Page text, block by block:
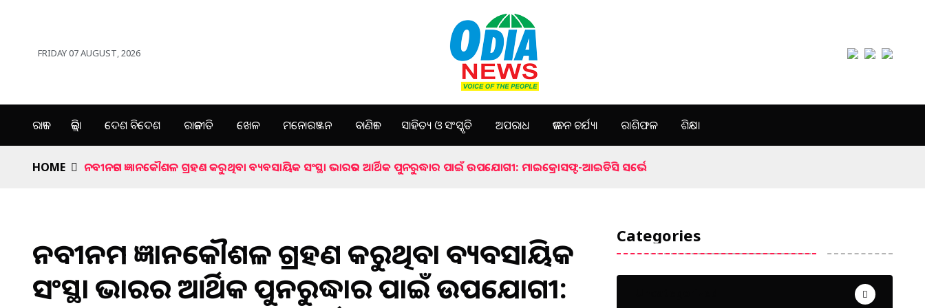
FRIDAY 07 AUGUST, 2026
ରାଜ୍ୟ ଜିଲ୍ଲା ଦେଶ ବିଦେଶ ରାଜନୀତି ଖେଳ ମନୋରଞ୍ଜନ ବାଣିଜ୍ୟ ସାହିତ୍ୟ ଓ ସଂସ୍କୃତି ଅପରାଧ ଜୀବନ ଚର୍ଯ୍ୟା ରାଶିଫଳ ଶିକ୍ଷା
HOME ନବୀନତମ ଜ୍ଞାନକୌଶଳ ଗ୍ରହଣ କରୁଥିବା ବ୍ୟବସାୟିକ ସଂସ୍ଥା ଭାରତର ଆର୍ଥିକ ପୁନରୁଦ୍ଧାର ପାଇଁ ଉପଯୋଗୀ: ମାଇକ୍ରୋସଫ୍ଟ-ଆଇଡିସି ସର୍ଭେ
ନବୀନତମ ଜ୍ଞାନକୌଶଳ ଗ୍ରହଣ କରୁଥିବା ବ୍ୟବସାୟିକ
ସଂସ୍ଥା ଭାରତର ଆର୍ଥିକ ପୁନରୁଦ୍ଧାର ପାଇଁ ଉପଯୋଗୀ:
Categories